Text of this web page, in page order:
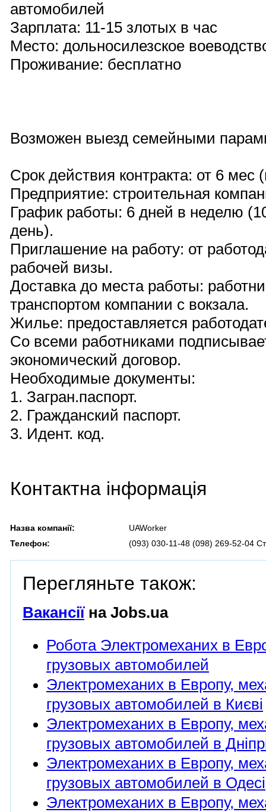
автомобилей
Зарплата: 11-15 злотых в час
Место: дольносилезское
Проживание: бесплатно
Возможен выезд семейными
Срок действия контракта: от 6 мес
Предприятие: строительная
График работы: 6 дней в неделю
день).
Приглашение на работу: от
рабочей визы.
Доставка до места работы:
транспортом компании с вокзала.
Жилье: предоставляется
Со всеми работниками
экономический договор.
Необходимые документы:
1. Загран.паспорт.
2. Гражданский паспорт.
3. Идент. код.
Контактна інформація
Назва компанії:
UAWorker
Телефон:
(093) 030-11-48 (098) 269-52-04
Перегляньте також:
Вакансіїна Jobs.ua
Робота Электромеханих в
грузовых автомобилей
Электромеханих в Европу,
грузовых автомобилей в Києві
Электромеханих в Европу,
грузовых автомобилей в
Электромеханих в Европу,
грузовых автомобилей в Одесі
Электромеханих в Европу,